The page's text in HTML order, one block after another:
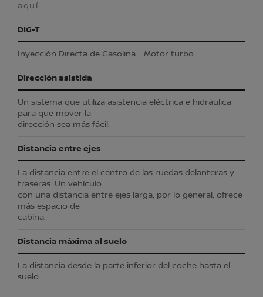
aquí.
DIG-T
Inyección Directa de Gasolina - Motor turbo.
Dirección asistida
Un sistema que utiliza asistencia eléctrica e hidráulica
para que mover la
dirección sea más fácil.
Distancia entre ejes
La distancia entre el centro de las ruedas delanteras y
traseras. Un vehículo
con una distancia entre ejes larga, por lo general, ofrece
más espacio de
cabina.
Distancia máxima al suelo
La distancia desde la parte inferior del coche hasta el
suelo.